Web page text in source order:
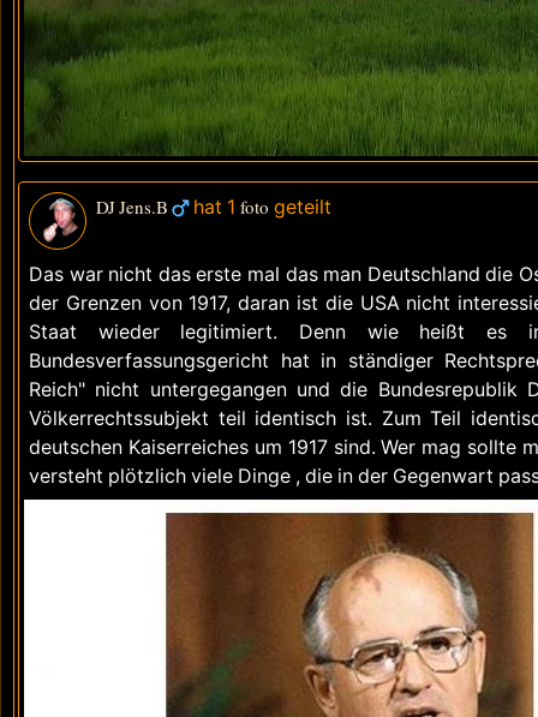
DJ Jens.B hat 1 foto geteilt
Das war nicht das erste mal das man Deutschland die
der Grenzen von 1917, daran ist die USA nicht
Staat wieder legitimiert. Denn wie heißt es im
Bundesverfassungsgericht hat in ständiger
Reich" nicht untergegangen und die Bundesrepublik
Völkerrechtssubjekt teil identisch ist. Zum Teil
deutschen Kaiserreiches um 1917 sind. Wer mag sollte
versteht plötzlich viele Dinge , die in der Gegenwart